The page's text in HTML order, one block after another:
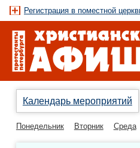
Регистрация в поместной
Календарь мероприятий
Понедельник Вторник Среда